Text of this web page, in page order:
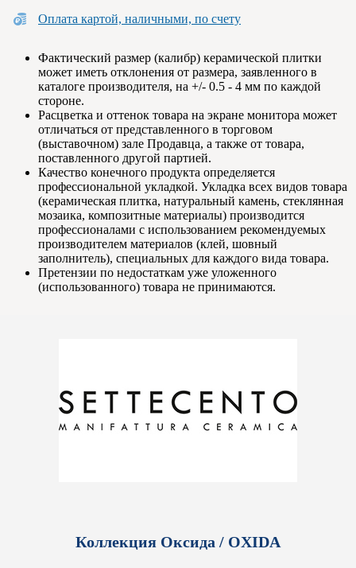
Оплата картой, наличными, по счету
Фактический размер (калибр) керамической плитки
может иметь отклонения от размера, заявленного в
каталоге производителя, на +/- 0.5 - 4 мм по каждой
стороне.
Расцветка и оттенок товара на экране монитора может
отличаться от представленного в торговом
(выставочном) зале Продавца, а также от товара,
поставленного другой партией.
Качество конечного продукта определяется
профессиональной укладкой. Укладка всех видов товара
(керамическая плитка, натуральный камень, стеклянная
мозаика, композитные материалы) производится
профессионалами с использованием рекомендуемых
производителем материалов (клей, шовный
заполнитель), специальных для каждого вида товара.
Претензии по недостаткам уже уложенного
(использованного) товара не принимаются.
Коллекция Оксида / OXIDA